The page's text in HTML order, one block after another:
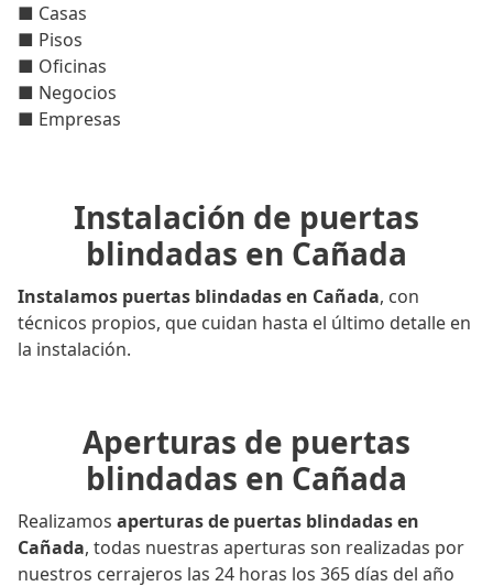
■ Casas
■ Pisos
■ Oficinas
■ Negocios
■ Empresas
Instalación de puertas
blindadas en Cañada
Instalamos puertas blindadas en Cañada, con
técnicos propios, que cuidan hasta el último detalle en
la instalación.
Aperturas de puertas
blindadas en Cañada
Realizamos aperturas de puertas blindadas en
Cañada, todas nuestras aperturas son realizadas por
nuestros cerrajeros las 24 horas los 365 días del año